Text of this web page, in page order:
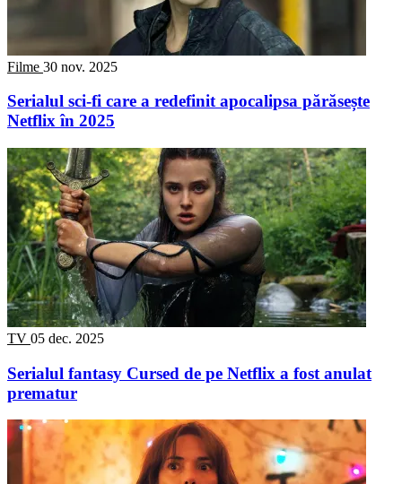
Filme 30 nov. 2025
Serialul sci-fi care a redefinit apocalipsa părăsește
Netflix în 2025
TV 05 dec. 2025
Serialul fantasy Cursed de pe Netflix a fost anulat
prematur